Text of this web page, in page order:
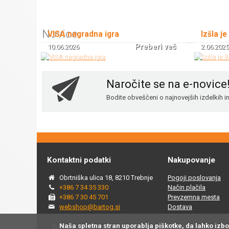
Novice
VISA nagradna igra
10.06.2026 Preberi več
Izšla
2.06.2025
Naročite se na e-novice!
Bodite obveščeni o najnovejših izdelkih
Kontaktni podatki
Obrtniška ulica 18, 8210 Trebnje
+386 7 34 35 330
+386 7 30 45 701
webshop@bartog.si
Nakupovanje
Pogoji poslovanja
Način plačila
Prevzemna mesta
Dostava
© 2015 - 2025 Spletna trgovina Bartog, v spletni trgovini
Naša spletna stran uporablja piškotke, da lahko